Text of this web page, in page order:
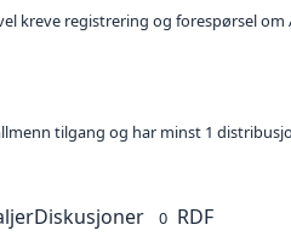
kreve registrering og forespørsel
tilgang og har minst 1
Diskusjoner 0 RDF